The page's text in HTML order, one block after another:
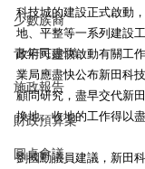
少數族裔
青年民建聯
施政報告
財政預算案
圓桌會議
科技城的建設正式啟動
地、平整等一系列建設
政府可盡快啟動有關工
業局應盡快公布新田科
顧問研究，盡早交代新
換地、收地的工作得以盡
劉國勳議員建議，新田